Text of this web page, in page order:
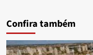
Confira também